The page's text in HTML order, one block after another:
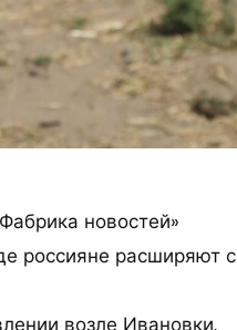
новостей»
россияне расширяют
возле Ивановки,